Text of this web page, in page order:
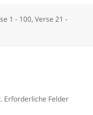
1 - 100,Verse 21 -
Erforderliche Felder